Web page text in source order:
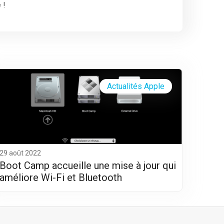
!
29 août 2022
Boot Camp accueille une mise à jour qui
améliore Wi-Fi et Bluetooth
Actualités Apple